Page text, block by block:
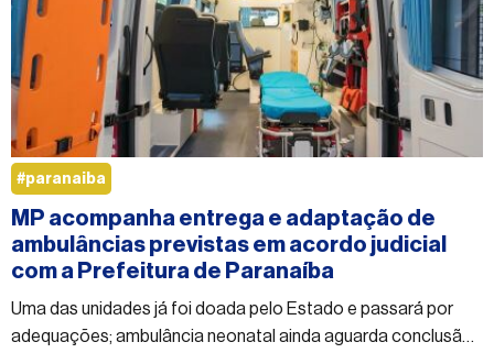
MP acompanha entrega e adaptação de
ambulâncias previstas em acordo judicial
com a Prefeitura de Paranaíba
Uma das unidades já foi doada pelo Estado e passará por
adequações; ambulância neonatal ainda aguarda conclusão
#paranaiba